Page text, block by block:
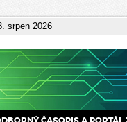
srpen 2026